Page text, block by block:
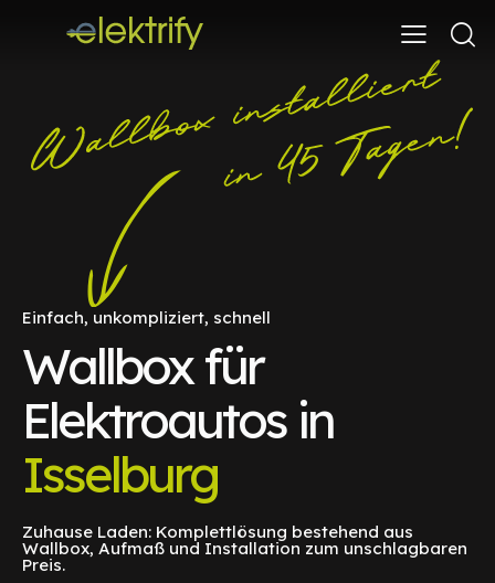
Einfach, unkompliziert, schnell
Wallbox für
Elektroautos in
Isselburg
Zuhause Laden: Komplettlösung bestehend aus
Wallbox, Aufmaß und Installation zum unschlagbaren
Preis.